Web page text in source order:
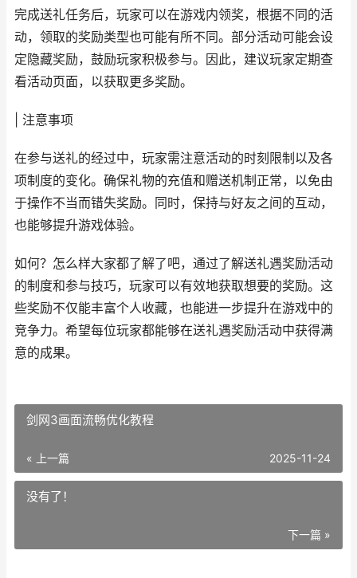
完成送礼任务后，玩家可以在游戏内领奖，根据不同的活
动，领取的奖励类型也可能有所不同。部分活动可能会设
定隐藏奖励，鼓励玩家积极参与。因此，建议玩家定期查
看活动页面，以获取更多奖励。
| 注意事项
在参与送礼的经过中，玩家需注意活动的时刻限制以及各
项制度的变化。确保礼物的充值和赠送机制正常，以免由
于操作不当而错失奖励。同时，保持与好友之间的互动，
也能够提升游戏体验。
如何？怎么样大家都了解了吧，通过了解送礼遇奖励活动
的制度和参与技巧，玩家可以有效地获取想要的奖励。这
些奖励不仅能丰富个人收藏，也能进一步提升在游戏中的
竞争力。希望每位玩家都能够在送礼遇奖励活动中获得满
意的成果。
剑网3画面流畅优化教程
« 上一篇 2025-11-24
没有了！
下一篇 »